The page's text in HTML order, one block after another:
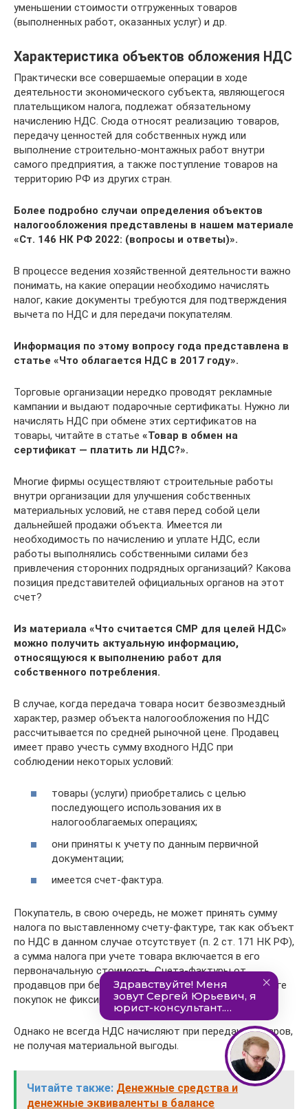
уменьшении стоимости отгруженных товаров
(выполненных работ, оказанных услуг) и др.
Характеристика объектов обложения НДС
Практически все совершаемые операции в ходе
деятельности экономического субъекта, являющегося
плательщиком налога, подлежат обязательному
начислению НДС. Сюда относят реализацию товаров,
передачу ценностей для собственных нужд или
выполнение строительно-монтажных работ внутри
самого предприятия, а также поступление товаров на
территорию РФ из других стран.
Более подробно случаи определения объектов
налогообложения представлены в нашем материале
«Ст. 146 НК РФ 2022: (вопросы и ответы)».
В процессе ведения хозяйственной деятельности важно
понимать, на какие операции необходимо начислять
налог, какие документы требуются для подтверждения
вычета по НДС и для передачи покупателям.
Информация по этому вопросу года представлена в
статье «Что облагается НДС в 2017 году».
Торговые организации нередко проводят рекламные
кампании и выдают подарочные сертификаты. Нужно ли
начислять НДС при обмене этих сертификатов на
товары, читайте в статье «Товар в обмен на
сертификат — платить ли НДС?».
Многие фирмы осуществляют строительные работы
внутри организации для улучшения собственных
материальных условий, не ставя перед собой цели
дальнейшей продажи объекта. Имеется ли
необходимость по начислению и уплате НДС, если
работы выполнялись собственными силами без
привлечения сторонних подрядных организаций? Какова
позиция представителей официальных органов на этот
счет?
Из материала «Что считается СМР для целей НДС»
можно получить актуальную информацию,
относящуюся к выполнению работ для
собственного потребления.
В случае, когда передача товара носит безвозмездный
характер, размер объекта налогообложения по НДС
рассчитывается по средней рыночной цене. Продавец
имеет право учесть сумму входного НДС при
соблюдении некоторых условий:
товары (услуги) приобретались с целью
последующего использования их в
налогооблагаемых операциях;
они приняты к учету по данным первичной
документации;
имеется счет-фактура.
Покупатель, в свою очередь, не может принять сумму
налога по выставленному счету-фактуре, так как объект
по НДС в данном случае отсутствует (п. 2 ст. 171 НК РФ),
а сумма налога при учете товара включается в его
первоначальную стоимость. Счета-фактуры от
продавцов при безвозмездной передаче товара в книге
покупок не фиксируются.
Однако не всегда НДС начисляют при передаче товаров,
не получая материальной выгоды.
Читайте также: Денежные средства и
денежные эквиваленты в балансе